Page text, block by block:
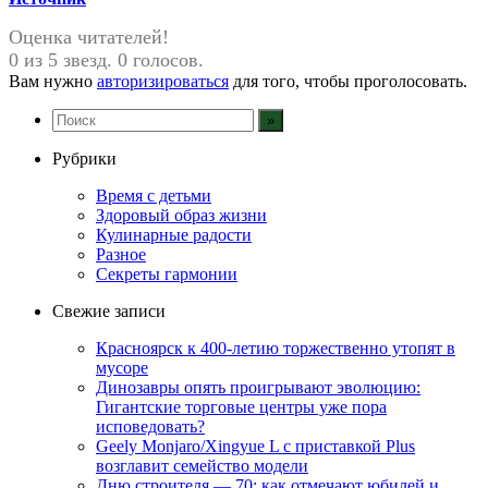
Оценка читателей!
0 из 5 звезд. 0 голосов.
Вам нужно авторизироваться для того, чтобы проголосовать.
Рубрики
Время с детьми
Здоровый образ жизни
Кулинарные радости
Разное
Секреты гармонии
Свежие записи
Красноярск к 400-летию торжественно утопят в
мусоре
Динозавры опять проигрывают эволюцию:
Гигантские торговые центры уже пора
исповедовать?
Geely Monjaro/Xingyue L с приставкой Plus
возглавит семейство модели